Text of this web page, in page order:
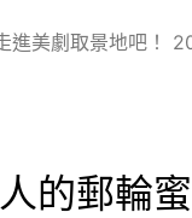
進美劇取景地吧！
的郵輪